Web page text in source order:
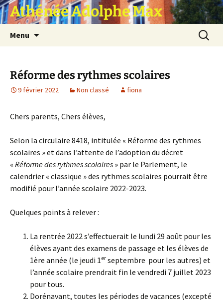
Athénée Adolphe Max
Menu
Réforme des rythmes scolaires
9 février 2022 Non classé fiona
Chers parents, Chers élèves,
Selon la circulaire 8418, intitulée « Réforme des rythmes
scolaires » et dans l’attente de l’adoption du décret
« Réforme des rythmes scolaires » par le Parlement, le
calendrier « classique » des rythmes scolaires pourrait être
modifié pour l’année scolaire 2022-2023.
Quelques points à relever :
La rentrée 2022 s’effectuerait le lundi 29 août pour les
élèves ayant des examens de passage et les élèves de
1ère année (le jeudi 1er septembre pour les autres) et
l’année scolaire prendrait fin le vendredi 7 juillet 2023
pour tous.
Dorénavant, toutes les périodes de vacances (excepté